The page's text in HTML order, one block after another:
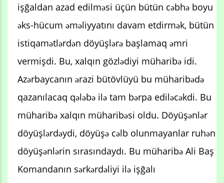
işğaldan azad edilməsi üçün bütün cəbhə boyu
əks-hücum əməliyyatını davam etdirmək, bütün
istiqamətlərdən döyüşlərə başlamaq əmri
vermişdi. Bu, xalqın gözlədiyi müharibə idi.
Azərbaycanın ərazi bütövlüyü bu müharibədə
qazanılacaq qələbə ilə tam bərpa ediləcəkdi. Bu
müharibə xalqın müharibəsi oldu. Döyüşənlər
döyüşlərdəydi, döyüşə cəlb olunmayanlar ruhən
döyüşənlərin sırasındaydı. Bu müharibə Ali Baş
Komandanın sərkərdəliyi ilə işğalı